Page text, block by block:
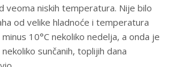
veoma niskih temperatura. Nije bilo
od velike hladnoće i temperatura
10°C nekoliko nedelja, a onda je
sunčanih, toplijih dana